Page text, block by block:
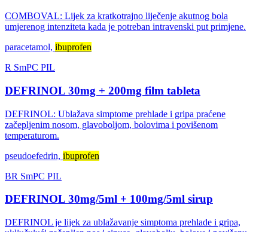
COMBOVAL: Lijek za kratkotrajno liječenje akutnog bola
umjerenog intenziteta kada je potreban intravenski put primjene.
paracetamol, ibuprofen
R SmPC PIL
DEFRINOL 30mg + 200mg film tableta
DEFRINOL: Ublažava simptome prehlade i gripa praćene
začepljenim nosom, glavoboljom, bolovima i povišenom
temperaturom.
pseudoefedrin, ibuprofen
BR SmPC PIL
DEFRINOL 30mg/5ml + 100mg/5ml sirup
DEFRINOL je lijek za ublažavanje simptoma prehlade i gripa,